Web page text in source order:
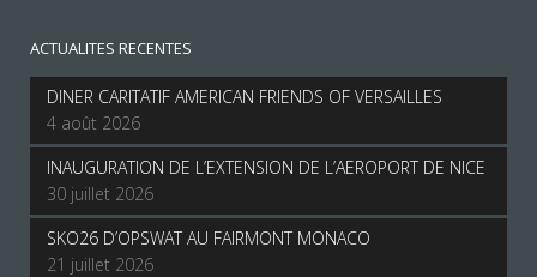
ACTUALITES RECENTES
DINER CARITATIF AMERICAN FRIENDS OF VERSAILLES
4 août 2026
INAUGURATION DE L’EXTENSION DE L’AEROPORT DE NICE
30 juillet 2026
SKO26 D’OPSWAT AU FAIRMONT MONACO
21 juillet 2026